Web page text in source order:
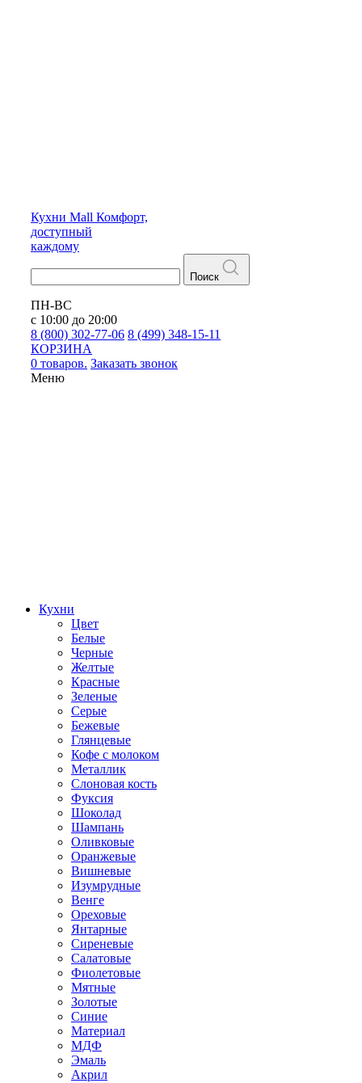
Кухни Mall Комфорт,
доступный
каждому
Поиск
ПН-ВС
с 10:00 до 20:00
8 (800) 302-77-06 8 (499) 348-15-11
КОРЗИНА
0 товаров. Заказать звонок
Меню
Кухни
Цвет
Белые
Черные
Желтые
Красные
Зеленые
Серые
Бежевые
Глянцевые
Кофе с молоком
Металлик
Слоновая кость
Фуксия
Шоколад
Шампань
Оливковые
Оранжевые
Вишневые
Изумрудные
Венге
Ореховые
Янтарные
Сиреневые
Салатовые
Фиолетовые
Мятные
Золотые
Синие
Материал
МДФ
Эмаль
Акрил